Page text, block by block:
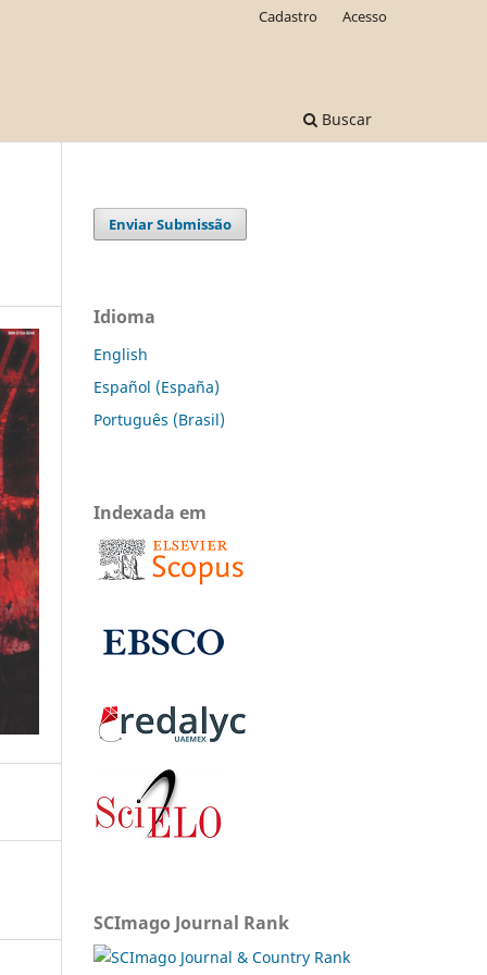
Buscar
Cadastro Acesso
Enviar Submissão
Idioma
English
Español (España)
Português (Brasil)
Indexada em
SCImago Journal Rank